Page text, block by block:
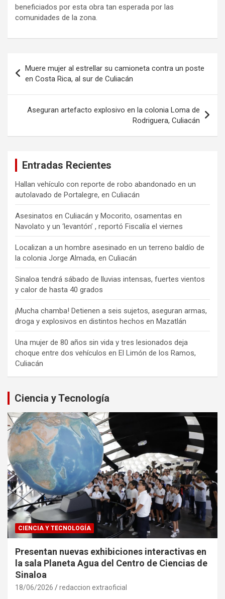
beneficiados por esta obra tan esperada por las
comunidades de la zona.
de
entradas
Muere mujer al estrellar su camioneta contra un poste
en Costa Rica, al sur de Culiacán
Aseguran artefacto explosivo en la colonia Loma de
Rodriguera, Culiacán
Entradas Recientes
Hallan vehículo con reporte de robo abandonado en un
autolavado de Portalegre, en Culiacán
Asesinatos en Culiacán y Mocorito, osamentas en
Navolato y un ‘levantón’ , reportó Fiscalía el viernes
Localizan a un hombre asesinado en un terreno baldío de
la colonia Jorge Almada, en Culiacán
Sinaloa tendrá sábado de lluvias intensas, fuertes vientos
y calor de hasta 40 grados
¡Mucha chamba! Detienen a seis sujetos, aseguran armas,
droga y explosivos en distintos hechos en Mazatlán
Una mujer de 80 años sin vida y tres lesionados deja
choque entre dos vehículos en El Limón de los Ramos,
Culiacán
Ciencia y Tecnología
CIENCIA Y TECNOLOGÍA
Presentan nuevas exhibiciones interactivas en
la sala Planeta Agua del Centro de Ciencias de
Sinaloa
18/06/2026 redaccion extraoficial